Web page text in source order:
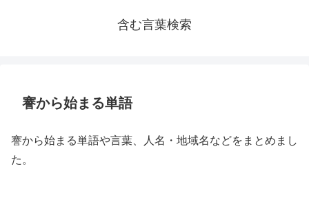
含む言葉検索
謇から始まる単語
謇から始まる単語や言葉、人名・地域名などをまとめまし
た。